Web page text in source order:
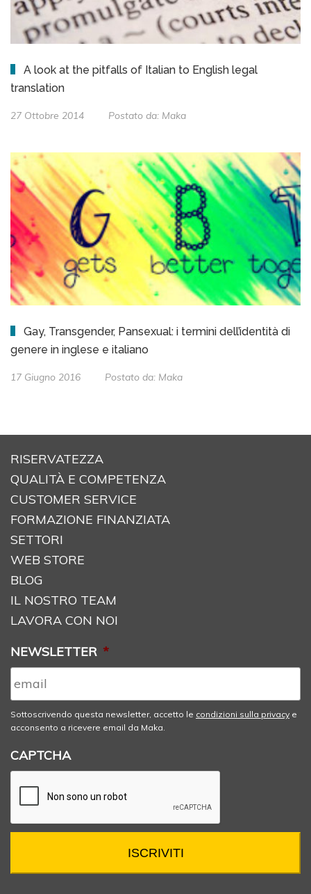
A look at the pitfalls of Italian to English legal
translation
27 Ottobre 2014 Postato da: Maka
Gay, Transgender, Pansexual: i termini dell’identità di
genere in inglese e italiano
17 Giugno 2016 Postato da: Maka
RISERVATEZZA
QUALITÀ E COMPETENZA
CUSTOMER SERVICE
FORMAZIONE FINANZIATA
SETTORI
WEB STORE
BLOG
IL NOSTRO TEAM
LAVORA CON NOI
NEWSLETTER *
Sottoscrivendo questa newsletter, accetto le condizioni sulla privacy e
acconsento a ricevere email da Maka.
CAPTCHA